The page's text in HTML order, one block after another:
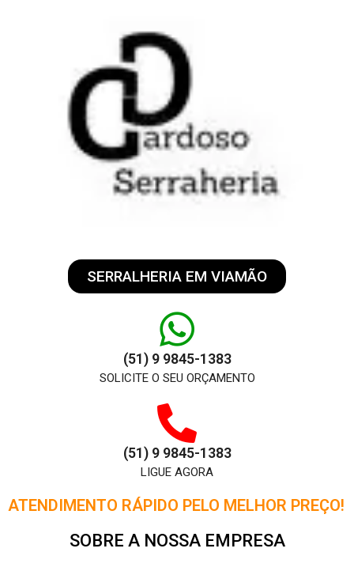
SERRALHERIA EM VIAMÃO
(51) 9 9845-1383
SOLICITE O SEU ORÇAMENTO
(51) 9 9845-1383
LIGUE AGORA
ATENDIMENTO RÁPIDO PELO MELHOR PREÇO!
SOBRE A NOSSA EMPRESA